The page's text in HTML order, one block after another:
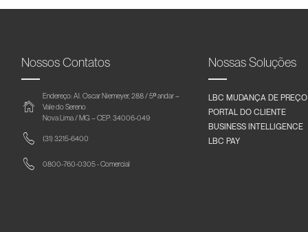
Nossos Contatos
Endereço: Al. Oscar Niemeyer, 288 / 5º andar –
Vale do Sereno
Nova Lima / MG – CEP: 34006-049
(31) 3215-6400
0800-760-0305 - Comercial
Nossas Soluções
LBC MUDANÇA DE PREÇO
PORTAL DO CLIENTE
BUSINESS INTELLIGENCE
LBC PAY